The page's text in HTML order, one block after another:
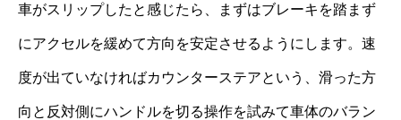
車がスリップしたと感じたら、まずはブレーキを踏まず
にアクセルを緩めて方向を安定させるようにします。速
度が出ていなければカウンターステアという、滑った方
向と反対側にハンドルを切る操作を試みて車体のバラン